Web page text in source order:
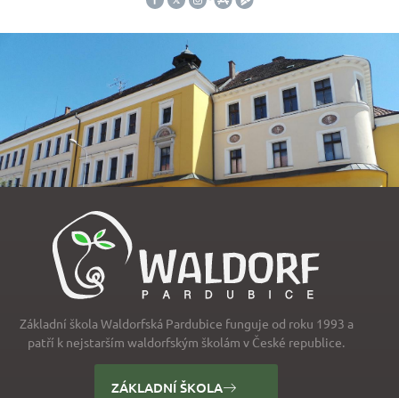
Základní škola Waldorfská Pardubice funguje od roku 1993 a
patří k nejstarším waldorfským školám v České republice.
ZÁKLADNÍ ŠKOLA